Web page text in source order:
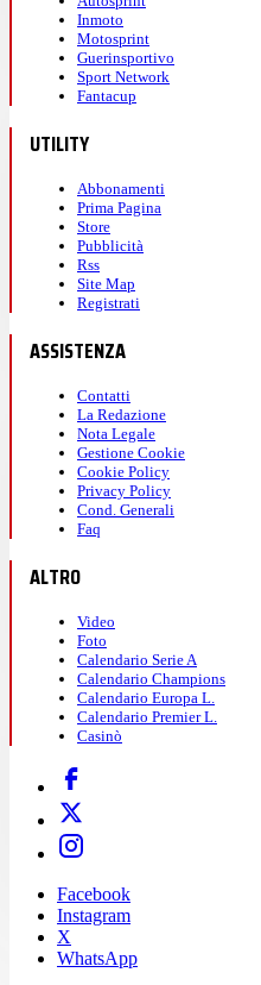
Inmoto
Motosprint
Guerinsportivo
Sport Network
Fantacup
UTILITY
Abbonamenti
Prima Pagina
Store
Pubblicità
Rss
Site Map
Registrati
ASSISTENZA
Contatti
La Redazione
Nota Legale
Gestione Cookie
Cookie Policy
Privacy Policy
Cond. Generali
Faq
ALTRO
Video
Foto
Calendario Serie A
Calendario Champions
Calendario Europa L.
Calendario Premier L.
Casinò
Facebook
Instagram
X
WhatsApp